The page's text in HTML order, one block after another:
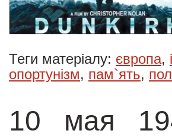
Теги матеріалу: європа,
опортунізм, пам`ять,
10 мая